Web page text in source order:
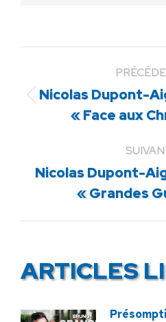
Nicolas Dupont-
« Face aux
Nicolas Dupont-
« Grandes
ARTICLES